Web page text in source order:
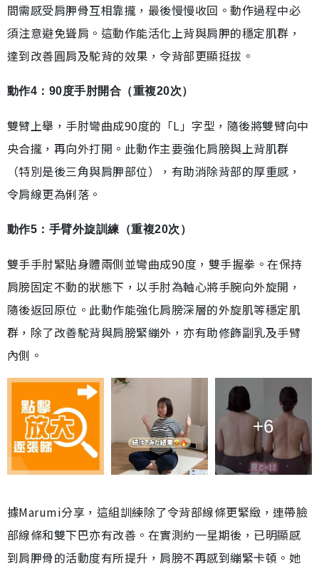
間需感受肩胛骨互相靠攏，最後慢慢收回。動作過程中必
須注意避免聳肩。這動作能活化上背與肩胛的穩定肌群，
達到改善圓肩及駝背的效果，令背部更顯挺拔。
動作4：90度手肘開合（重複20次）
雙臂上舉，手肘彎曲成90度的「L」字型，隨後將雙臂向中
央合攏，再向外打開。此動作主要強化肩膀與上背肌群
（特別是後三角與肩胛部位），有助消除背部的厚重感，
令肩線更為俐落。
動作5：手臂外旋訓練（重複20次）
雙手手肘緊貼身體兩側並彎曲成90度，雙手握拳。在保持
肩膀固定不動的狀態下，以手肘為軸心將手腕向外旋開，
隨後返回原位。此動作能強化肩膀深層的外旋肌等穩定肌
群，除了改善駝背與肩膀緊繃外，亦有助修飾副乳及手臂
內側。
+6
據Marumi分享，這組訓練除了令背部線條更緊緻，連帶臉
部線條和雙下巴亦有改善。在實測約一星期後，已明顯感
到肩胛骨的活動度有所提升，肩膀不再感到繃緊卡頓。她